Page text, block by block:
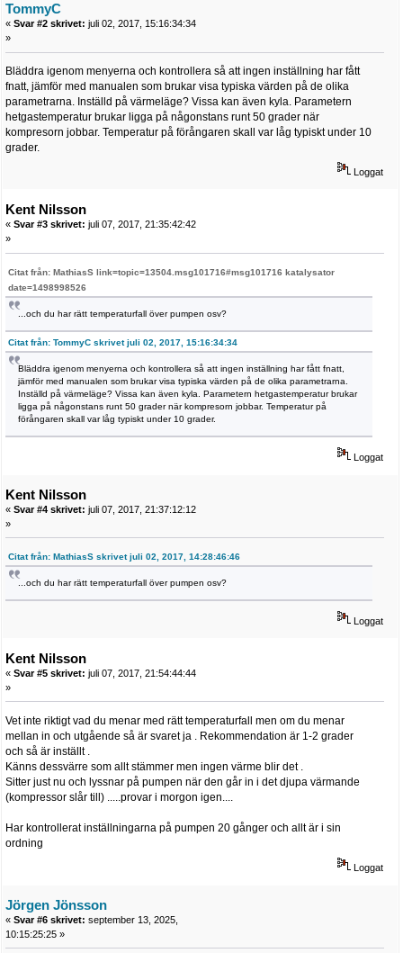
TommyC
« Svar #2 skrivet: juli 02, 2017, 15:16:34:34
»
Bläddra igenom menyerna och kontrollera så att ingen inställning har fått
fnatt, jämför med manualen som brukar visa typiska värden på de olika
parametrarna. Inställd på värmeläge? Vissa kan även kyla. Parametern
hetgastemperatur brukar ligga på någonstans runt 50 grader när
kompresorn jobbar. Temperatur på förångaren skall var låg typiskt under 10
grader.
Loggat
Kent Nilsson
« Svar #3 skrivet: juli 07, 2017, 21:35:42:42
»
Citat från: MathiasS link=topic=13504.msg101716#msg101716 katalysator
date=1498998526
...och du har rätt temperaturfall över pumpen osv?
Citat från: TommyC skrivet juli 02, 2017, 15:16:34:34
Bläddra igenom menyerna och kontrollera så att ingen inställning har fått fnatt,
jämför med manualen som brukar visa typiska värden på de olika parametrarna.
Inställd på värmeläge? Vissa kan även kyla. Parametern hetgastemperatur brukar
ligga på någonstans runt 50 grader när kompresorn jobbar. Temperatur på
förångaren skall var låg typiskt under 10 grader.
Loggat
Kent Nilsson
« Svar #4 skrivet: juli 07, 2017, 21:37:12:12
»
Citat från: MathiasS skrivet juli 02, 2017, 14:28:46:46
...och du har rätt temperaturfall över pumpen osv?
Loggat
Kent Nilsson
« Svar #5 skrivet: juli 07, 2017, 21:54:44:44
»
Vet inte riktigt vad du menar med rätt temperaturfall men om du menar
mellan in och utgående så är svaret ja . Rekommendation är 1-2 grader
och så är inställt .
Känns dessvärre som allt stämmer men ingen värme blir det .
Sitter just nu och lyssnar på pumpen när den går in i det djupa värmande
(kompressor slår till) .....provar i morgon igen....
Har kontrollerat inställningarna på pumpen 20 gånger och allt är i sin
ordning
Loggat
Jörgen Jönsson
« Svar #6 skrivet: september 13, 2025,
10:15:25:25 »